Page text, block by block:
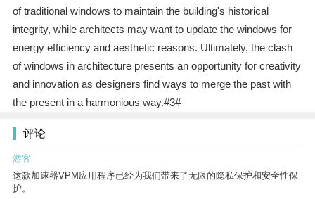
of traditional windows to maintain the building's historical
integrity, while architects may want to update the windows for
energy efficiency and aesthetic reasons. Ultimately, the clash
of windows in architecture presents an opportunity for creativity
and innovation as designers find ways to merge the past with
the present in a harmonious way.#3#
评论
游客
这款加速器VPM应用程序已经为我们带来了无限的隐私保护和安全性保
护。